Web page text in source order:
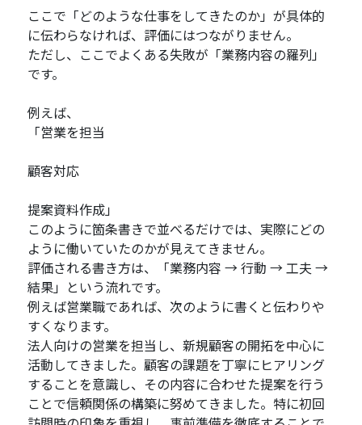
ここで「どのような仕事をしてきたのか」が具体的
に伝わらなければ、評価にはつながりません。
ただし、ここでよくある失敗が「業務内容の羅列」
です。
例えば、
「営業を担当
顧客対応
提案資料作成」
このように箇条書きで並べるだけでは、実際にどの
ように働いていたのかが見えてきません。
評価される書き方は、「業務内容 → 行動 → 工夫 →
結果」という流れです。
例えば営業職であれば、次のように書くと伝わりや
すくなります。
法人向けの営業を担当し、新規顧客の開拓を中心に
活動してきました。顧客の課題を丁寧にヒアリング
することを意識し、その内容に合わせた提案を行う
ことで信頼関係の構築に努めてきました。特に初回